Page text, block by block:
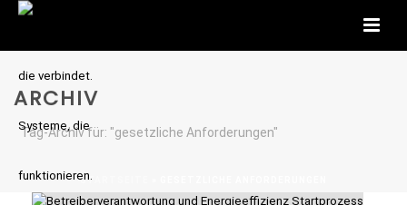
ARCHIV
Tag-Archiv für: "gesetzliche Anforderungen"
STARTSEITE